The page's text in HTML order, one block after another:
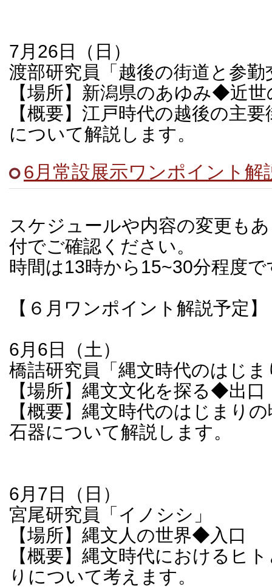
7月26日（日）
渡部研究員「越後の街道と参勤
【場所】新潟県のあゆみ◆近世
【概要】江戸時代の越後の主
について解説します。
6月常設展示ワンポイント解
スケジュールや内容の変更も
付でご確認ください。
時間は13時から15~30分程度で
【６月ワンポイント解説予定】
6月6日（土）
橋詰研究員「縄文時代のはじ
【場所】縄文文化を探る◆出口
【概要】縄文時代のはじまり
石器について解説します。
6月7日（日）
宮尾研究員「イノシシ」
【場所】縄文人の世界◆入口
【概要】縄文時代におけるヒ
りについて考えます。